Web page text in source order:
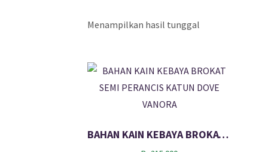
Menampilkan hasil tunggal
BAHAN KAIN KEBAYA BROKAT SEMI PERANCIS KATUN DOVE VANORA